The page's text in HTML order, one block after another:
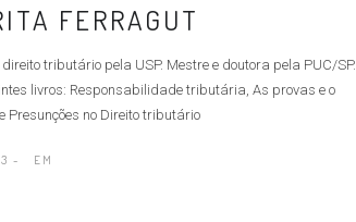
FERRAGUT
direito tributário pela USP. Mestre e doutora pela PUC/SP.
livros: Responsabilidade tributária, As provas e o
Presunções no Direito tributário
- EM